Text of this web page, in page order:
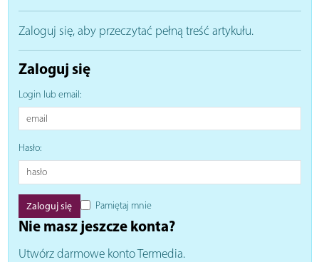
Zaloguj się, aby przeczytać pełną treść artykułu.
Zaloguj się
Login lub email:
Hasło:
Pamiętaj mnie
Nie masz jeszcze konta?
Utwórz darmowe konto Termedia.